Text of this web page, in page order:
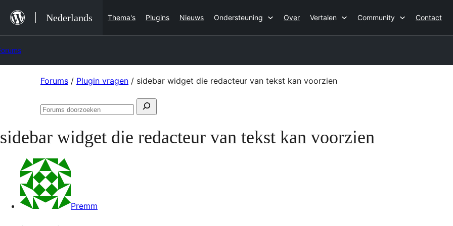
naar
de
inhoud
Nederlands Thema's Plugins Nieuws Ondersteuning Over Vertalen Community Contact
Forums / Plugin vragen / sidebar widget die redacteur van tekst kan voorzien
Zoeken
Forums
sidebar widget die redacteur van tekst kan voorzien
Premm